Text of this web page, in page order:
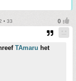
• 33
TAmaru het